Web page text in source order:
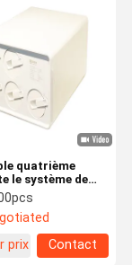
quatrième
le système de
d'eau
d'inversion du
1500 GPD de
de RO
prix
Contact